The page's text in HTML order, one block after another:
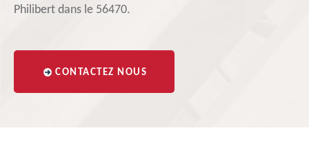
Philibert dans le 56470.
CONTACTEZ NOUS